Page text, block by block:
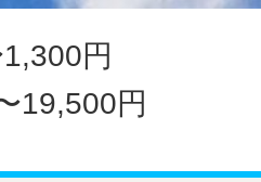
円
19,500円